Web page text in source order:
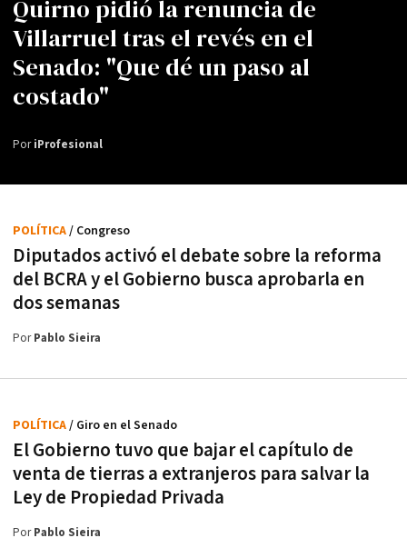
Quirno pidió la renuncia de
Villarruel tras el revés en el
Senado: "Que dé un paso al
costado"
PoriProfesional
Diputados activó el debate sobre la reforma
del BCRA y el Gobierno busca aprobarla en
dos semanas
POLÍTICA/ Congreso
PorPablo Sieira
El Gobierno tuvo que bajar el capítulo de
venta de tierras a extranjeros para salvar la
Ley de Propiedad Privada
POLÍTICA/ Giro en el Senado
PorPablo Sieira